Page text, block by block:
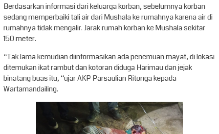
Berdasarkan informasi dari keluarga korban, sebelumnya korban
sedang memperbaiki tali air dari Mushala ke rumahnya karena air di
rumahnya tidak mengalir. Jarak rumah korban ke Mushala sekitar
150 meter.
“Tak lama kemudian diinformasikan ada penemuan mayat, di lokasi
ditemukan ikat rambut dan kotoran diduga Harimau dan jejak
binatang buas itu, “ujar AKP Parsaulian Ritonga kepada
Wartamandailing.